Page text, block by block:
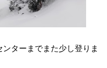
ターまでまた少し登りま